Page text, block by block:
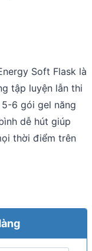
Soft Flask là
tập luyện lẫn thi
6 gói gel năng
dễ hút giúp
thời điểm trên